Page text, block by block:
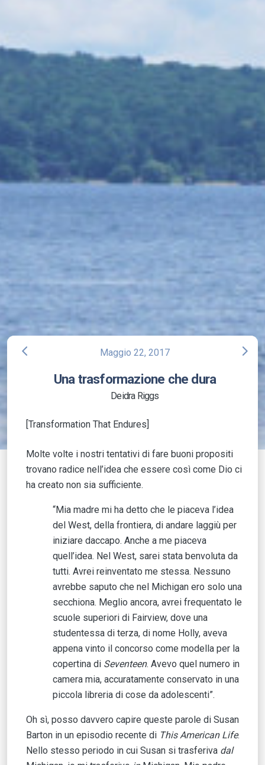
arrow_back_ios Maggio 22, 2017 arrow_forward_ios
Una trasformazione che dura
Deidra Riggs
[Transformation That Endures]
Molte volte i nostri tentativi di fare buoni propositi
trovano radice nell’idea che essere così come Dio ci
ha creato non sia sufficiente.
“Mia madre mi ha detto che le piaceva l’idea
del West, della frontiera, di andare laggiù per
iniziare daccapo. Anche a me piaceva
quell’idea. Nel West, sarei stata benvoluta da
tutti. Avrei reinventato me stessa. Nessuno
avrebbe saputo che nel Michigan ero solo una
secchiona. Meglio ancora, avrei frequentato le
scuole superiori di Fairview, dove una
studentessa di terza, di nome Holly, aveva
appena vinto il concorso come modella per la
copertina di Seventeen. Avevo quel numero in
camera mia, accuratamente conservato in una
piccola libreria di cose da adolescenti”.
Oh sì, posso davvero capire queste parole di Susan
Barton in un episodio recente di This American Life.
Nello stesso periodo in cui Susan si trasferiva dal